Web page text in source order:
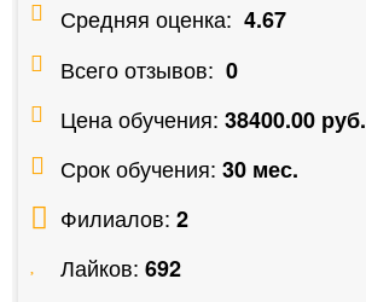
Средняя оценка: 4.67
Всего отзывов: 0
Цена обучения: 38400.00 руб.
Срок обучения: 30 мес.
Филиалов: 2
Лайков: 692